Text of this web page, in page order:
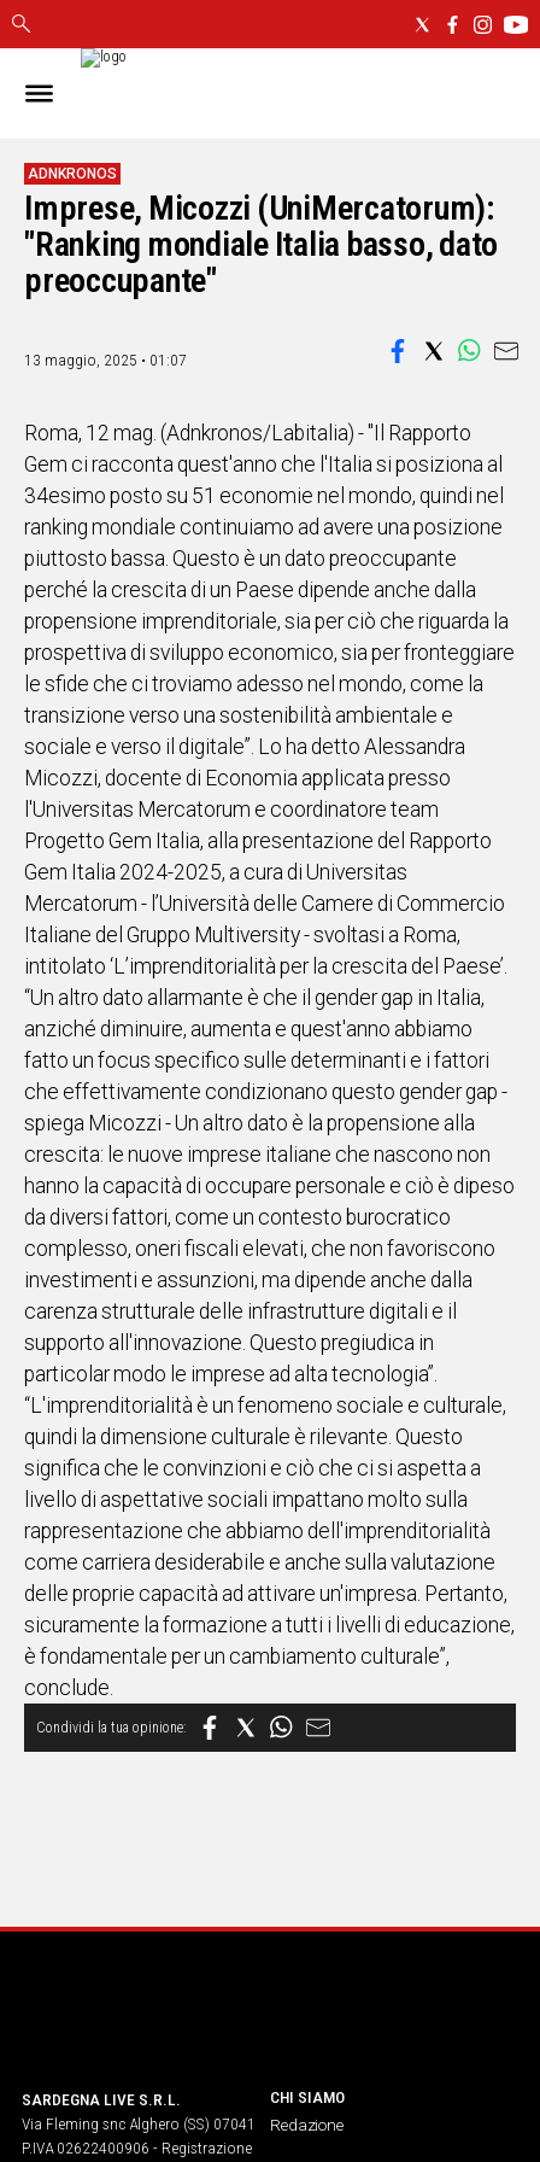
IN
CAGLIARI
SASSARI
NUORO
ORISTANO
SULCIS
OGLIASTRA
ALTRE
NOTIZIE
POLITICA
IN
ITALIA
NEL
MONDO
SPORT
EVENTI
STORIE
VIDEO
Vai
UNISCITI
WHATSAPP
Social
ADNKRONOS
Imprese, Micozzi (UniMercatorum):
"Ranking mondiale Italia basso, dato
preoccupante"
13 maggio, 2025 • 01:07
Roma, 12 mag. (Adnkronos/Labitalia) - "Il Rapporto
Gem ci racconta quest'anno che l'Italia si posiziona al
34esimo posto su 51 economie nel mondo, quindi nel
ranking mondiale continuiamo ad avere una posizione
piuttosto bassa. Questo è un dato preoccupante
perché la crescita di un Paese dipende anche dalla
propensione imprenditoriale, sia per ciò che riguarda la
prospettiva di sviluppo economico, sia per fronteggiare
le sfide che ci troviamo adesso nel mondo, come la
transizione verso una sostenibilità ambientale e
sociale e verso il digitale”. Lo ha detto Alessandra
Micozzi, docente di Economia applicata presso
l'Universitas Mercatorum e coordinatore team
Progetto Gem Italia, alla presentazione del Rapporto
Gem Italia 2024-2025, a cura di Universitas
Mercatorum - l’Università delle Camere di Commercio
Italiane del Gruppo Multiversity - svoltasi a Roma,
intitolato ‘L’imprenditorialità per la crescita del Paese’.
“Un altro dato allarmante è che il gender gap in Italia,
anziché diminuire, aumenta e quest'anno abbiamo
fatto un focus specifico sulle determinanti e i fattori
che effettivamente condizionano questo gender gap -
spiega Micozzi - Un altro dato è la propensione alla
crescita: le nuove imprese italiane che nascono non
hanno la capacità di occupare personale e ciò è dipeso
da diversi fattori, come un contesto burocratico
complesso, oneri fiscali elevati, che non favoriscono
investimenti e assunzioni, ma dipende anche dalla
carenza strutturale delle infrastrutture digitali e il
supporto all'innovazione. Questo pregiudica in
particolar modo le imprese ad alta tecnologia”.
“L'imprenditorialità è un fenomeno sociale e culturale,
quindi la dimensione culturale è rilevante. Questo
significa che le convinzioni e ciò che ci si aspetta a
livello di aspettative sociali impattano molto sulla
rappresentazione che abbiamo dell'imprenditorialità
come carriera desiderabile e anche sulla valutazione
delle proprie capacità ad attivare un'impresa. Pertanto,
sicuramente la formazione a tutti i livelli di educazione,
è fondamentale per un cambiamento culturale”,
conclude.
SARDEGNA LIVE S.R.L.
Via Fleming snc Alghero (SS) 07041
P.IVA 02622400906 - Registrazione
CHI SIAMO
Redazione